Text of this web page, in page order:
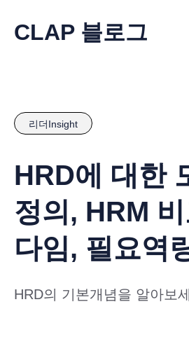
CLAP 블로그
리더Insight
HRD에 대한
정의, HRM
다임, 필요역
HRD의 기본개념을 알아보